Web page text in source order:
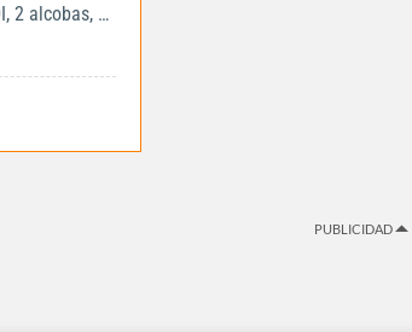
PARQUE NATURA JAMUNDI, 2 alcobas, 3 baños,...
PUBLICIDAD